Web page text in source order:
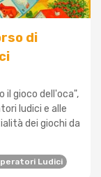
di
il gioco dell'oca",
ludici e alle
dei giochi da
Ludici